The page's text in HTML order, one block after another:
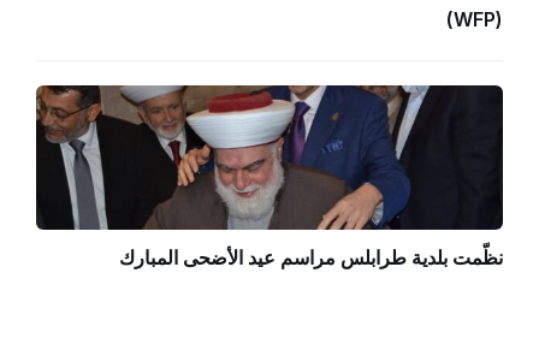
(WFP)
نظّمت بلدية طرابلس مراسم عيد الأضحى المبارك